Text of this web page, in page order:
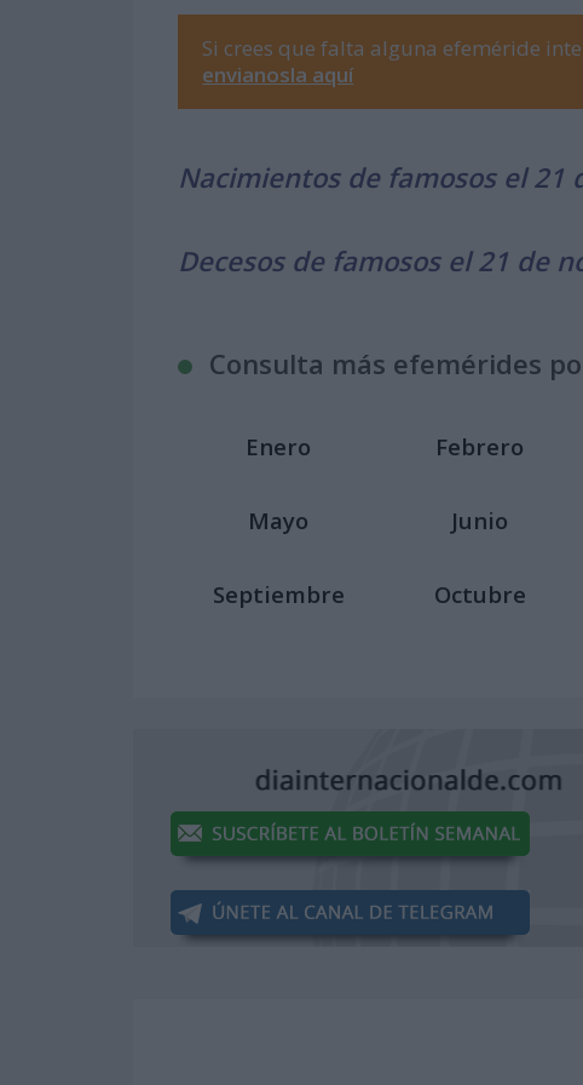
Si crees que falta alguna efeméride
envianosla aquí
Nacimientos de famosos el 21
Decesos de famosos el 21 de
Consulta más efemérides
Enero Febrero
Mayo Junio
Septiembre Octubre